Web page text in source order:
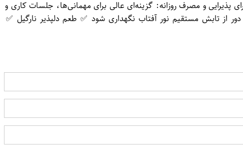
و مصرف روزانه: گزینه‌ای عالی برای مهمانی‌ها، جلسات کاری و
و خنک، دور از تابش مستقیم نور آفتاب نگهداری شود ✅ طعم دلپذیر نارگیل ✅